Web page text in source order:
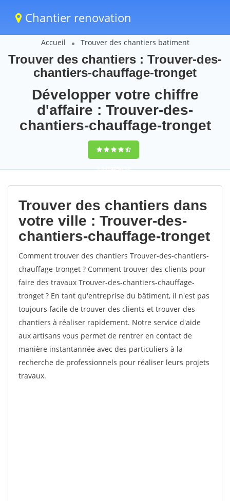
Chantier renovation
Accueil Trouver des chantiers batiment
Trouver des chantiers : Trouver-des-
chantiers-chauffage-tronget
Développer votre chiffre
d'affaire : Trouver-des-
chantiers-chauffage-tronget
9,5(100%)92
votes
Trouver des chantiers dans
votre ville : Trouver-des-
chantiers-chauffage-tronget
Comment trouver des chantiers Trouver-des-chantiers-
chauffage-tronget ? Comment trouver des clients pour
faire des travaux Trouver-des-chantiers-chauffage-
tronget ? En tant qu'entreprise du bâtiment, il n'est pas
toujours facile de trouver des clients et trouver des
chantiers à réaliser rapidement. Notre service d'aide
aux artisans vous permet de rentrer en contact de
manière instantannée avec des particuliers à la
recherche de professionnels pour réaliser leurs projets
travaux.